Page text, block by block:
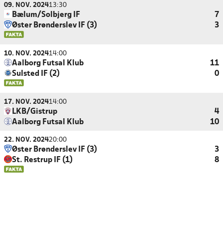
09. NOV. 202413:30
Bælum/Solbjerg IF
7
Øster Brønderslev IF (3)
3
10. NOV. 202414:00
Aalborg Futsal Klub
11
Sulsted IF (2)
0
17. NOV. 202414:00
LKB/Gistrup
4
Aalborg Futsal Klub
10
22. NOV. 202420:00
Øster Brønderslev IF (3)
3
St. Restrup IF (1)
8